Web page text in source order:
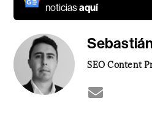
noticiasaquí
SEO Content